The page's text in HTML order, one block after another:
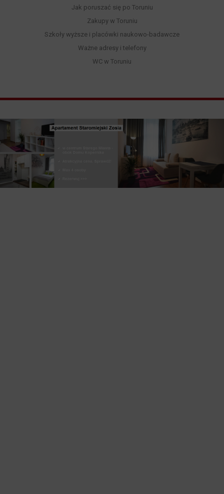
Jak poruszać się po Toruniu
Zakupy w Toruniu
Szkoły wyższe i placówki naukowo-badawcze
Ważne adresy i telefony
WC w Toruniu